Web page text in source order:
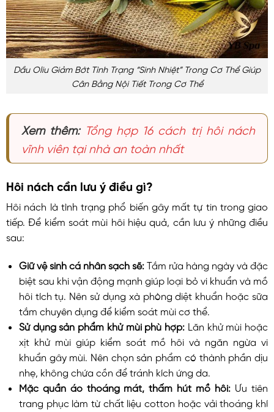
Dầu Oliu Giảm Bớt Tình Trạng “sinh Nhiệt” Trong Cơ Thể Giúp
Cân Bằng Nội Tiết Trong Cơ Thể
Xem thêm:
Tổng hợp 16 cách trị hôi nách
vĩnh viên tại nhà an toàn nhất
Hôi nách cần lưu ý điều gì?
Hôi nách là tình trạng phổ biến gây mất tự tin trong giao
tiếp. Để kiểm soát mùi hôi hiệu quả, cần lưu ý những điều
sau:
Giữ vệ sinh cá nhân sạch sẽ:Tắm rửa hàng ngày và đặc
biệt sau khi vận động mạnh giúp loại bỏ vi khuẩn và mồ
hôi tích tụ. Nên sử dụng xà phòng diệt khuẩn hoặc sữa
tắm chuyên dụng để kiểm soát mùi cơ thể.
Sử dụng sản phẩm khử mùi phù hợp: Lăn khử mùi hoặc
xịt khử mùi giúp kiểm soát mồ hôi và ngăn ngừa vi
khuẩn gây mùi. Nên chọn sản phẩm có thành phần dịu
nhẹ, không chứa cồn để tránh kích ứng da.
Mặc quần áo thoáng mát, thấm hút mồ hôi: Ưu tiên
trang phục làm từ chất liệu cotton hoặc vải thoáng khí